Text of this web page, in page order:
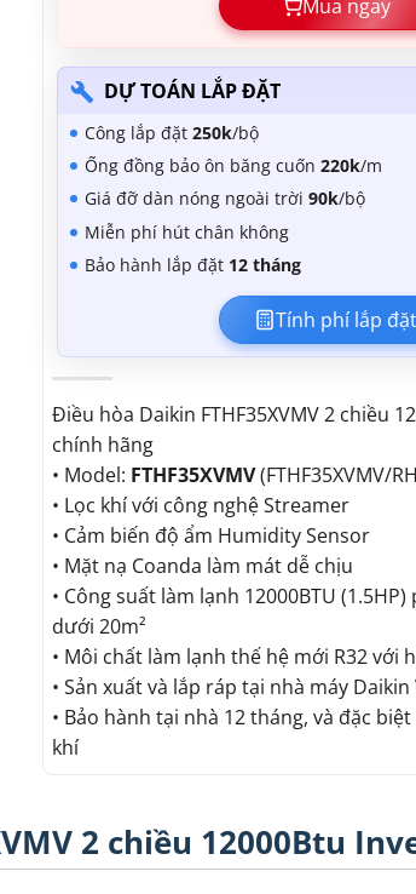
Mua ngay
DỰ TOÁN LẮP ĐẶT
Công lắp đặt250k/bộ
Ống đồng bảo ôn băng cuốn220k/m
Giá đỡ dàn nóng ngoài trời90k/bộ
Miễn phí hút chân không
Bảo hành lắp đặt 12 tháng
Tính phí lắp đặt
Điều hòa Daikin FTHF35XVMV 2 chiều
chính hãng
• Model: FTHF35XVMV(FTHF35XVMV/
• Lọc khí với công nghệ Streamer
• Cảm biến độ ẩm Humidity Sensor
• Mặt nạ Coanda làm mát dễ chịu
• Công suất làm lạnh 12000BTU
dưới 20m²
• Môi chất làm lạnh thế hệ mới R32 với
• Sản xuất và lắp ráp tại nhà máy
• Bảo hành tại nhà 12 tháng, và đặc
khí
2 chiều 12000Btu